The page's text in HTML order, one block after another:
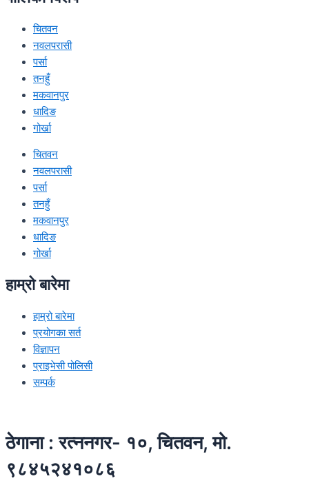
चितवन
नवलपरासी
पर्सा
तनहुँ
मकवानपुर
धादिङ
गोर्खा
चितवन
नवलपरासी
पर्सा
तनहुँ
मकवानपुर
धादिङ
गोर्खा
हाम्रो बारेमा
हाम्रो बारेमा
प्रयोगका सर्त
विज्ञापन
प्राइभेसी पोलिसी
सम्पर्क
ठेगाना : रत्ननगर- १०, चितवन, मो.
९८४५२४१०८६